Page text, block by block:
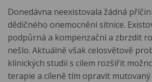
Donedávna neexistovala žádná
dědičného onemocnění sítnice.
podpůrná a kompenzační a zbrzdit
nešlo. Aktuálně však celosvětově
klinických studií s cílem rozšířit
terapie a cíleně tím opravit